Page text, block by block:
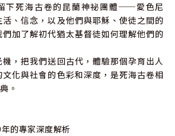
下死海古卷的昆蘭神祕團體──愛色尼
、信念，以及他們與耶穌、使徒之間的
加了解初代猶太基督徒如何理解他們的
，把我們送回古代，體驗那個孕育出人
化與社會的色彩和深度，是死海古卷相
。
的專家深度解析